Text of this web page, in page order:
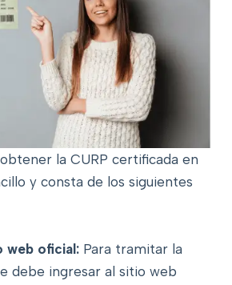
la CURP certificada en
y consta de los siguientes
web oficial:Para tramitar la
debe ingresar al sitio web